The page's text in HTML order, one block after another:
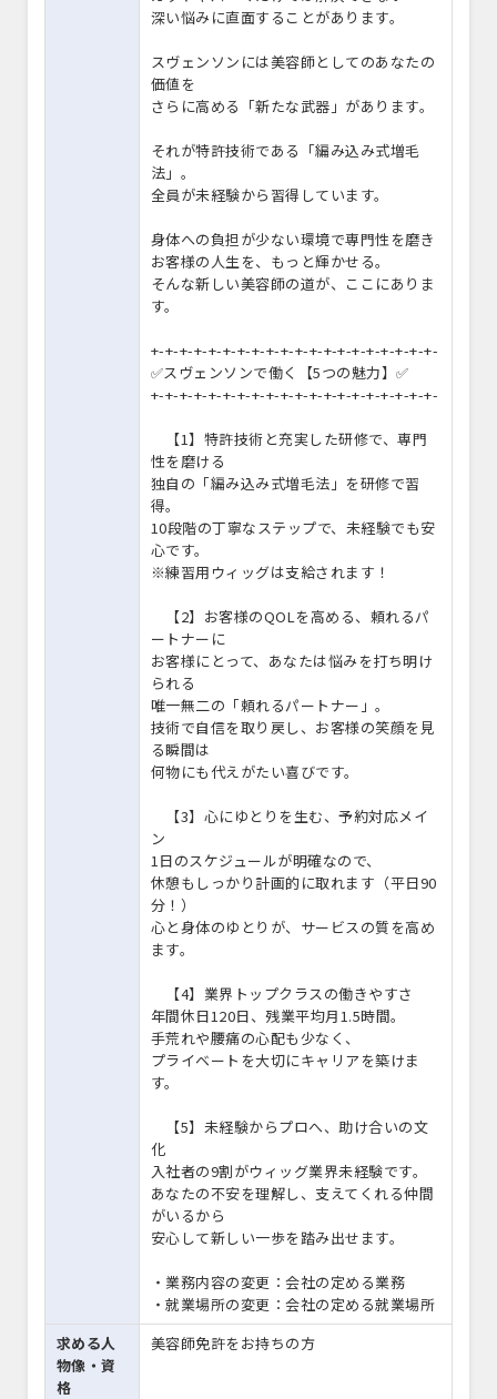
深い悩みに直面することがあります。
スヴェンソンには美容師としてのあなたの
価値を
さらに高める「新たな武器」があります。
それが特許技術である「編み込み式増毛
法」。
全員が未経験から習得しています。
身体への負担が少ない環境で専門性を磨き
お客様の人生を、もっと輝かせる。
そんな新しい美容師の道が、ここにありま
す。
+-+-+-+-+-+-+-+-+-+-+-+-+-+-+-+-+-+-+-+-
✅スヴェンソンで働く【5つの魅力】✅
+-+-+-+-+-+-+-+-+-+-+-+-+-+-+-+-+-+-+-+-
【1】特許技術と充実した研修で、専門
性を磨ける
独自の「編み込み式増毛法」を研修で習
得。
10段階の丁寧なステップで、未経験でも安
心です。
※練習用ウィッグは支給されます！
【2】お客様のQOLを高める、頼れるパ
ートナーに
お客様にとって、あなたは悩みを打ち明け
られる
唯一無二の「頼れるパートナー」。
技術で自信を取り戻し、お客様の笑顔を見
る瞬間は
何物にも代えがたい喜びです。
【3】心にゆとりを生む、予約対応メイ
ン
1日のスケジュールが明確なので、
休憩もしっかり計画的に取れます（平日90
分！）
心と身体のゆとりが、サービスの質を高め
ます。
【4】業界トップクラスの働きやすさ
年間休日120日、残業平均月1.5時間。
手荒れや腰痛の心配も少なく、
プライベートを大切にキャリアを築けま
す。
【5】未経験からプロへ、助け合いの文
化
入社者の9割がウィッグ業界未経験です。
あなたの不安を理解し、支えてくれる仲間
がいるから
安心して新しい一歩を踏み出せます。
・業務内容の変更：会社の定める業務
・就業場所の変更：会社の定める就業場所
求める人
物像・資
格
美容師免許をお持ちの方